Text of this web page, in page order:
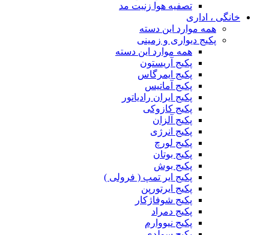
تصفیه هوا زنیت مد
خانگی ، اداری
همه موارد این دسته
پکیج دیواری و زمینی
همه موارد این دسته
پکیج آریستون
پکیج ایمرگاس
پکیج آماتیس
پکیج ایران رادیاتور
پکیج کازوکی
پکیج آلزان
پکیج انرژی
پکیج لورچ
پکیج بوتان
پکیج بوش
پکیج ایر تمپ ( فرولی )
پکیج ایرتورپن
پکیج شوفاژکار
پکیج دمراد
پکیج نیووارم